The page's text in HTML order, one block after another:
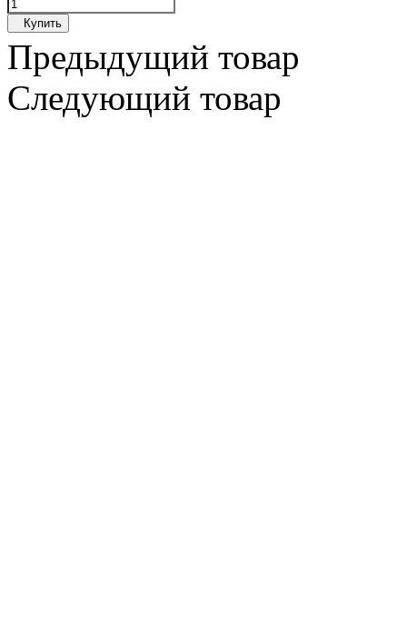
Купить
Предыдущий товар
Следующий товар